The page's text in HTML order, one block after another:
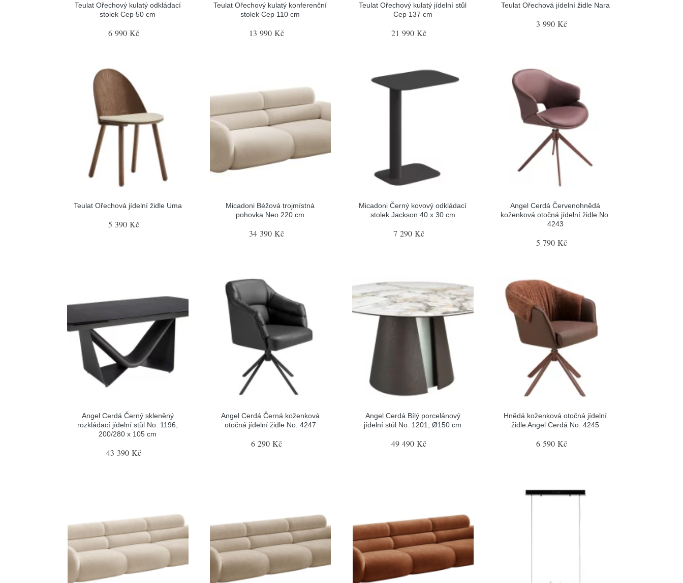
Teulat Ořechový kulatý odkládací
stolek Cep 50 cm
6 990 Kč
Teulat Ořechový kulatý konferenční
stolek Cep 110 cm
13 990 Kč
Teulat Ořechový kulatý jídelní stůl
Cep 137 cm
21 990 Kč
Teulat Ořechová jídelní židle Nara
3 990 Kč
Teulat Ořechová jídelní židle Uma
5 390 Kč
Micadoni Béžová trojmístná
pohovka Neo 220 cm
34 390 Kč
Micadoni Černý kovový odkládací
stolek Jackson 40 x 30 cm
7 290 Kč
Angel Cerdá Červenohnědá
koženková otočná jídelní židle No.
4243
5 790 Kč
Angel Cerdá Černý skleněný
rozkládací jídelní stůl No. 1196,
200/280 x 105 cm
43 390 Kč
Angel Cerdá Černá koženková
otočná jídelní židle No. 4247
6 290 Kč
Angel Cerdá Bílý porcelánový
jídelní stůl No. 1201, Ø150 cm
49 490 Kč
Hnědá koženková otočná jídelní
židle Angel Cerdá No. 4245
6 590 Kč